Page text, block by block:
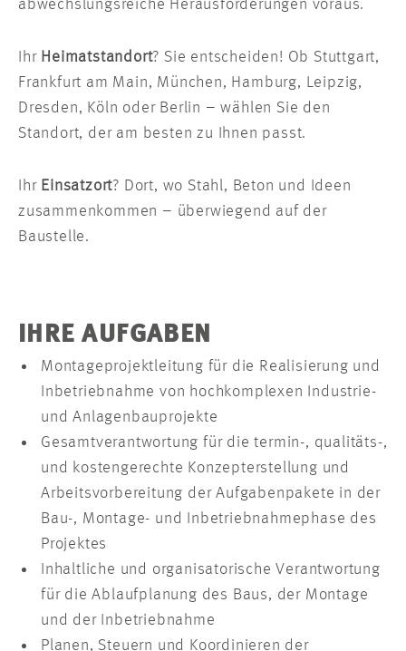
abwechslungsreiche Herausforderungen voraus.
Ihr Heimatstandort? Sie entscheiden! Ob Stuttgart,
Frankfurt am Main, München, Hamburg, Leipzig,
Dresden, Köln oder Berlin – wählen Sie den
Standort, der am besten zu Ihnen passt.
Ihr Einsatzort? Dort, wo Stahl, Beton und Ideen
zusammenkommen – überwiegend auf der
Baustelle.
IHRE AUFGABEN
Montageprojektleitung für die Realisierung und
Inbetriebnahme von hochkomplexen Industrie-
und Anlagenbauprojekte
Gesamtverantwortung für die termin-, qualitäts-,
und kostengerechte Konzepterstellung und
Arbeitsvorbereitung der Aufgabenpakete in der
Bau-, Montage- und Inbetriebnahmephase des
Projektes
Inhaltliche und organisatorische Verantwortung
für die Ablaufplanung des Baus, der Montage
und der Inbetriebnahme
Planen, Steuern und Koordinieren der